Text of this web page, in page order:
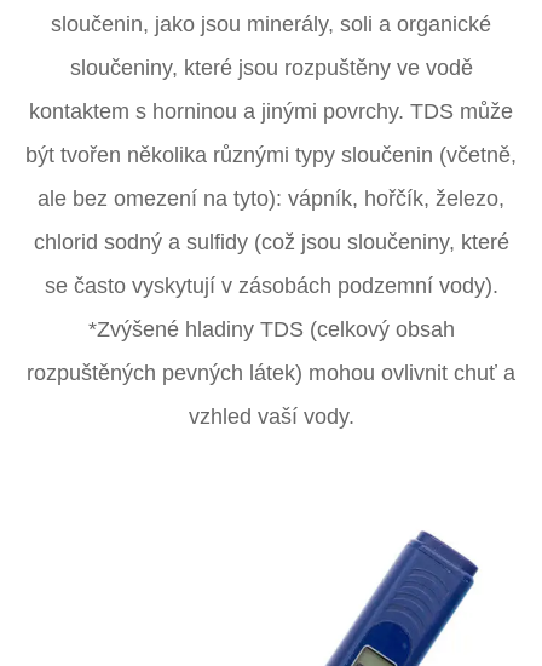
sloučenin, jako jsou minerály, soli a organické
sloučeniny, které jsou rozpuštěny ve vodě
kontaktem s horninou a jinými povrchy. TDS může
být tvořen několika různými typy sloučenin (včetně,
ale bez omezení na tyto): vápník, hořčík, železo,
chlorid sodný a sulfidy (což jsou sloučeniny, které
se často vyskytují v zásobách podzemní vody).
*Zvýšené hladiny TDS (celkový obsah
rozpuštěných pevných látek) mohou ovlivnit chuť a
vzhled vaší vody.